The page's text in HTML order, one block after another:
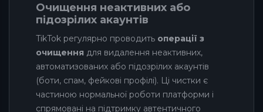
Очищення неактивних або
підозрілих акаунтів
TikTok регулярно проводить операції з
очищення для видалення неактивних,
автоматизованих або підозрілих акаунтів
(боти, спам, фейкові профілі). Ці чистки є
частиною нормальної роботи платформи і
спрямовані на підтримку автентичного